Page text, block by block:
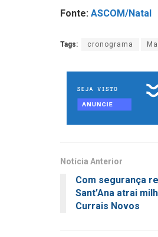
Fonte: ASCOM/Natal
Tags: cronograma
Notícia Anterior
Com segurança
Sant’Ana atrai
Currais Novos